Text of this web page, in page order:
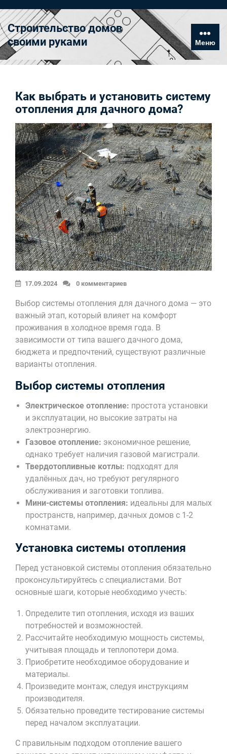
к
содержимому
Строительство домов
своими руками
Меню
Как выбрать и установить систему
отопления для дачного дома?
17.09.2024 0 комментариев
Выбор системы отопления для дачного дома — это
важный этап, который влияет на комфорт
проживания в холодное время года. В
зависимости от типа вашего дачного дома,
бюджета и предпочтений, существуют различные
варианты отопления.
Выбор системы отопления
Электрическое отопление: простота установки
и эксплуатации, но высокие затраты на
электроэнергию.
Газовое отопление: экономичное решение,
однако требует наличия газовой магистрали.
Твердотопливные котлы: подходят для
удалённых дач, но требуют регулярного
обслуживания и заготовки топлива.
Мини-системы отопления: идеальны для малых
пространств, например, дачных домов с 1-2
комнатами.
Установка системы отопления
Перед установкой системы отопления обязательно
проконсультируйтесь с специалистами. Вот
основные шаги, которые необходимо учесть:
Определите тип отопления, исходя из ваших
потребностей и возможностей.
Рассчитайте необходимую мощность системы,
учитывая площадь и теплопотери дома.
Приобретите необходимое оборудование и
материалы.
Произведите монтаж, следуя инструкциям
производителя.
Обязательно проведите тестирование системы
перед началом эксплуатации.
С правильным подходом отопление вашего